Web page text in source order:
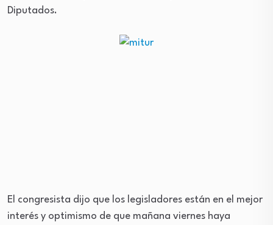
Diputados.
El congresista dijo que los legisladores están en el mejor
interés y optimismo de que mañana viernes haya